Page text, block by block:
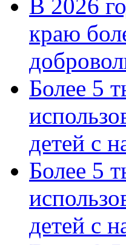
В 2026
краю
Более 5
детей с
Более 5
детей с